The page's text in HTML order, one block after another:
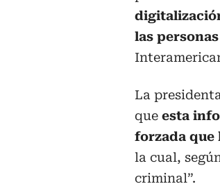
las personas
La
que esta
forzada que
la cual,
criminal”.